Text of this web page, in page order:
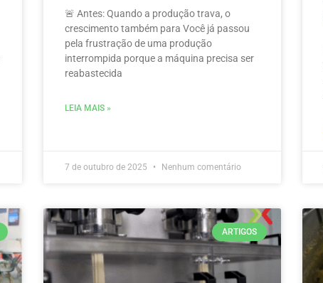
🚨 Antes: Quando a produção trava, o
crescimento também para Você já passou
pela frustração de uma produção
interrompida porque a máquina precisa ser
reabastecida
LEIA MAIS »
7 de outubro de 2025 Nenhum comentário
ARTIGOS